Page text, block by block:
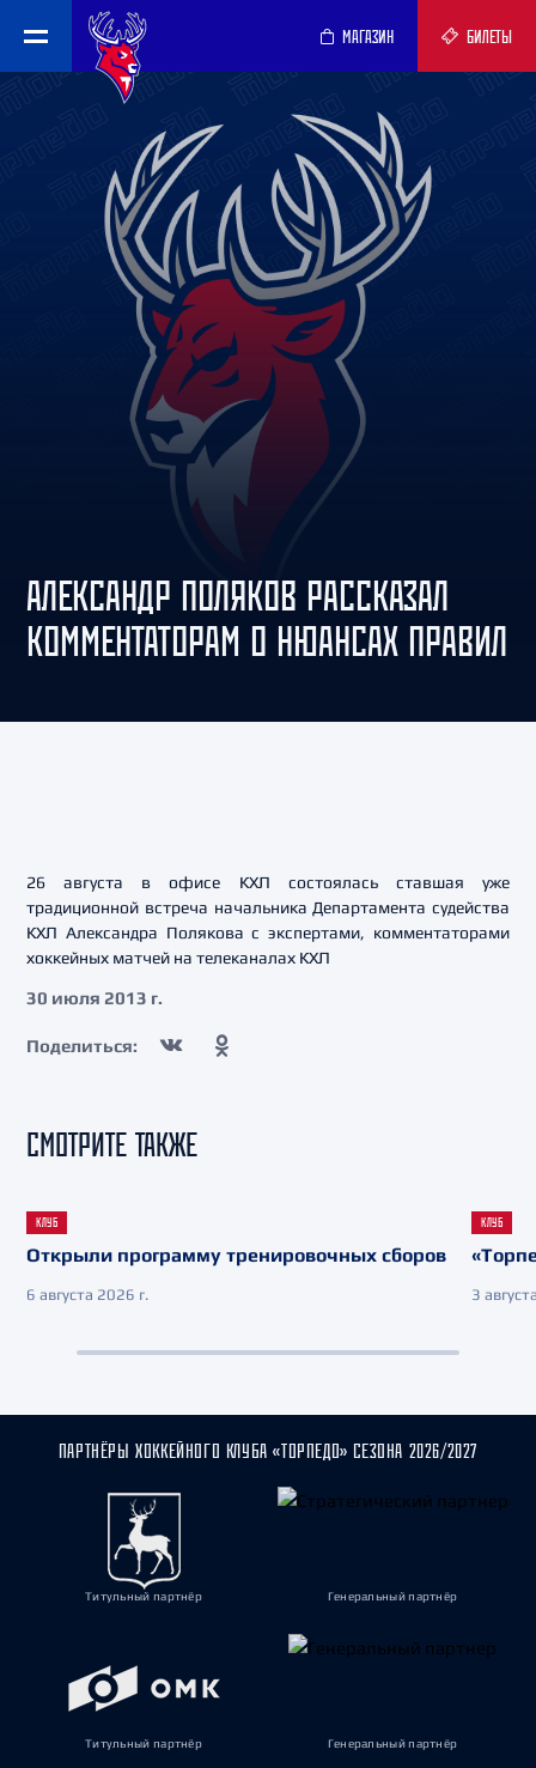
МАГАЗИН БИЛЕТЫ
АЛЕКСАНДР ПОЛЯКОВ РАССКАЗАЛ
КОММЕНТАТОРАМ О НЮАНСАХ ПРАВИЛ
26 августа в офисе КХЛ состоялась ставшая уже
традиционной встреча начальника Департамента судейства
КХЛ Александра Полякова с экспертами, комментаторами
хоккейных матчей на телеканалах КХЛ
30 июля 2013 г.
Поделиться:
СМОТРИТЕ ТАКЖЕ
КЛУБ
Открыли программу тренировочных сборов
6 августа 2026 г.
КЛУБ
3
ПАРТНЁРЫ ХОККЕЙНОГО КЛУБА «ТОРПЕДО» СЕЗОНА 2026/2027
Титульный партнёр Генеральный партнёр
Титульный партнёр Генеральный партнёр